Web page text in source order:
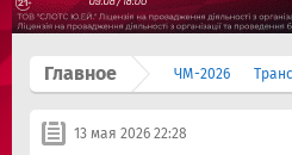
Главное ЧМ-2026
13 мая 2026 22:28